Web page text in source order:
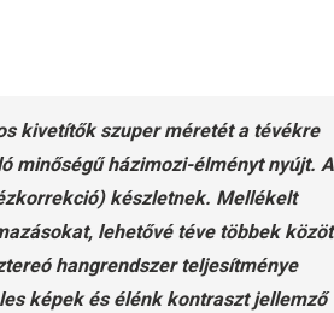
kivetítők szuper méretét a tévékre
minőségű házimozi-élményt nyújt. A
készletnek. Mellékelt
lehetővé téve többek
hangrendszer teljesítménye
képek és élénk kontraszt jellemző